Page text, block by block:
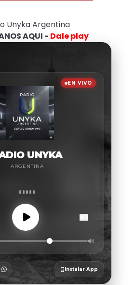
Unyka Argentina
AQUI - Dale play